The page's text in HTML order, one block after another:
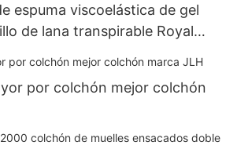
espuma viscoelástica de gel
de lana transpirable Royal
por colchón mejor colchón